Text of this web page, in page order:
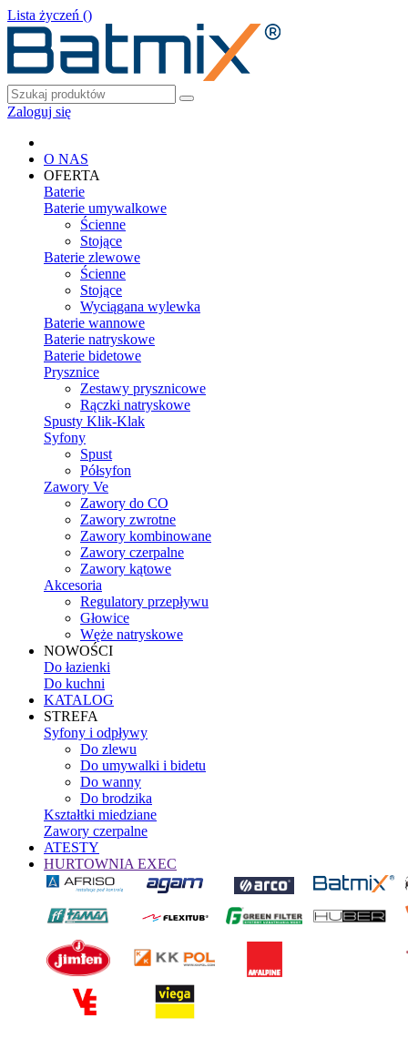
Lista życzeń ()
Zaloguj się
O NAS
OFERTA
Baterie
Baterie umywalkowe
Ścienne
Stojące
Baterie zlewowe
Ścienne
Stojące
Wyciągana wylewka
Baterie wannowe
Baterie natryskowe
Baterie bidetowe
Prysznice
Zestawy prysznicowe
Rączki natryskowe
Spusty Klik-Klak
Syfony
Spust
Półsyfon
Zawory Ve
Zawory do CO
Zawory zwrotne
Zawory kombinowane
Zawory czerpalne
Zawory kątowe
Akcesoria
Regulatory przepływu
Głowice
Węże natryskowe
NOWOŚCI
Do łazienki
Do kuchni
KATALOG
STREFA
Syfony i odpływy
Do zlewu
Do umywalki i bidetu
Do wanny
Do brodzika
Kształtki miedziane
Zawory czerpalne
ATESTY
HURTOWNIA EXEC